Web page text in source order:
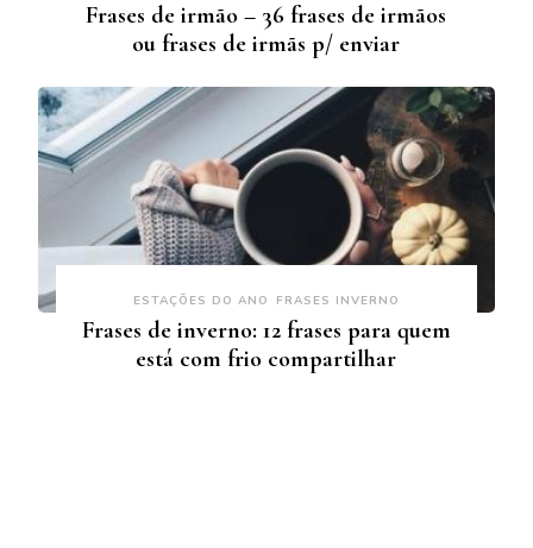
Frases de irmão – 36 frases de irmãos
ou frases de irmãs p/ enviar
ESTAÇÕES DO ANO FRASES INVERNO
Frases de inverno: 12 frases para quem
está com frio compartilhar